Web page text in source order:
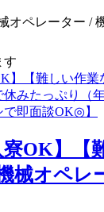
オペレーター /
す
寮OK】【
械オペ